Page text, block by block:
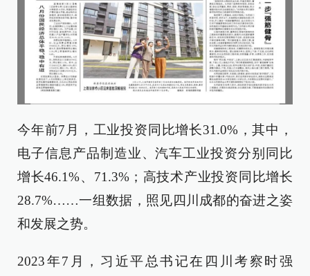
今年前7月，工业投资同比增长31.0%，其中，
电子信息产品制造业、汽车工业投资分别同比
增长46.1%、71.3%；高技术产业投资同比增长
28.7%……一组数据，照见四川成都的奋进之姿
和发展之势。
2023年7月，习近平总书记在四川考察时强